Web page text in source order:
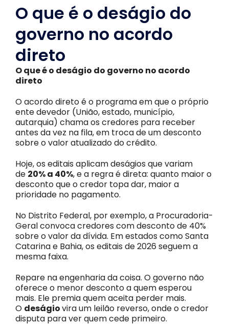
O que é o deságio do
governo no acordo
direto
O que é o deságio do governo no acordo
direto
O acordo direto é o programa em que o próprio
ente devedor (União, estado, município,
autarquia) chama os credores para receber
antes da vez na fila, em troca de um desconto
sobre o valor atualizado do crédito.
Hoje, os editais aplicam deságios que variam
de 20% a 40%, e a regra é direta: quanto maior o
desconto que o credor topa dar, maior a
prioridade no pagamento.
No Distrito Federal, por exemplo, a Procuradoria-
Geral convoca credores com desconto de 40%
sobre o valor da dívida. Em estados como Santa
Catarina e Bahia, os editais de 2026 seguem a
mesma faixa.
Repare na engenharia da coisa. O governo não
oferece o menor desconto a quem esperou
mais. Ele premia quem aceita perder mais.
O deságiovira um leilão reverso, onde o credor
disputa para ver quem cede primeiro.